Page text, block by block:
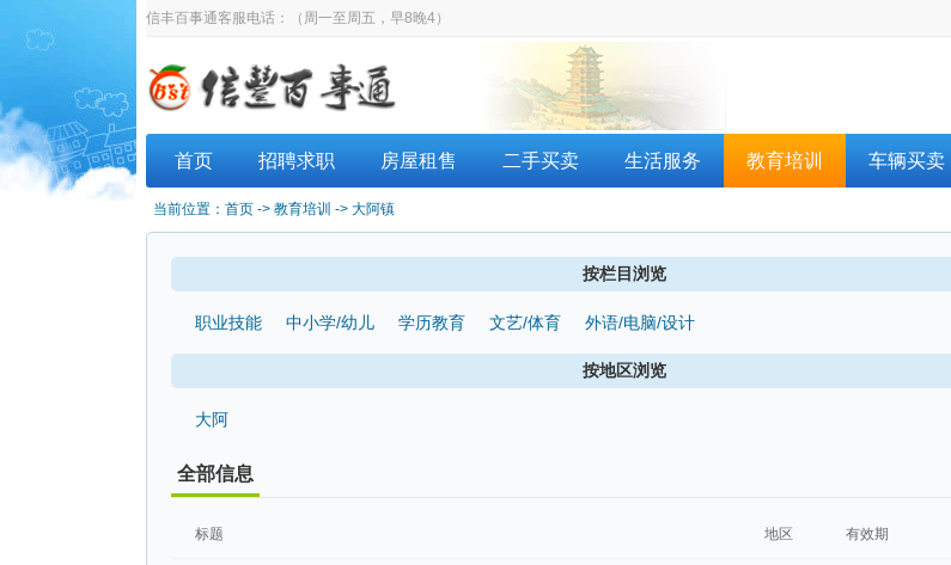
信丰百事通客服电话： （周一至周五，早8晚4）
首页 招聘求职 房屋租售 二手买卖 生活服务 教育培训 车辆买卖
当前位置： 首页 -> 教育培训 -> 大阿镇
按栏目浏览
职业技能 中小学/幼儿 学历教育 文艺/体育 外语/电脑/设计
按地区浏览
大阿
全部信息
标题 地区 有效期